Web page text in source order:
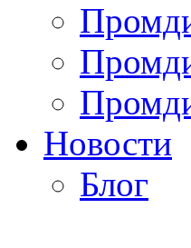
Новости
Блог